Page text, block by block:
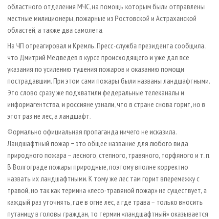
областного отделения МЧС, на помощь которым были отправлены
местные милиционеры, пожарные из Ростовской и Астраханской
областей, а также два самолета.
На ЧП отреагировал и Кремль. Пресс-служба президента сообщила,
что Дмитрий Медведев в курсе происходящего и уже дал все
указания по усилению тушения пожаров и оказанию помощи
пострадавшим. При этом сами пожары были названы ландшафтными.
Это слово сразу же подхватили федеральные телеканалы и
информагентства, и россияне узнали, что в стране снова горит, но в
этот раз не лес, а ландшафт.
Формально официальная пропаганда ничего не исказила.
Ландшафтный пожар − это общее название для любого вида
природного пожара − лесного, степного, травяного, торфяного и т. п.
В Волгограде пожары природные, поэтому вполне корректно
назвать их ландшафтными. К тому же лес там горит вперемежку с
травой, но так как термина «лесо-травяной пожар» не существует, а
каждый раз уточнять, где в огне лес, а где трава − только вносить
путаницу в головы граждан, то термин «ландшафтный» оказывается